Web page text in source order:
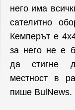
него има
сателитно
Кемперът е
за него не е
да стигне
местност в
пише BulNews.